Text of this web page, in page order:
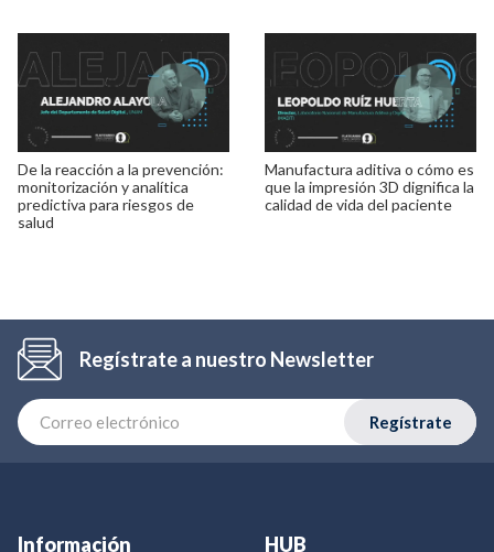
De la reacción a la prevención:
monitorización y analítica
predictiva para riesgos de
salud
Manufactura aditiva o cómo es
que la impresión 3D dignifica la
calidad de vida del paciente
Regístrate a nuestro Newsletter
Regístrate
Información HUB